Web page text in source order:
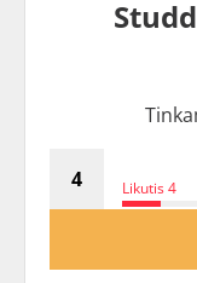
Likutis 4